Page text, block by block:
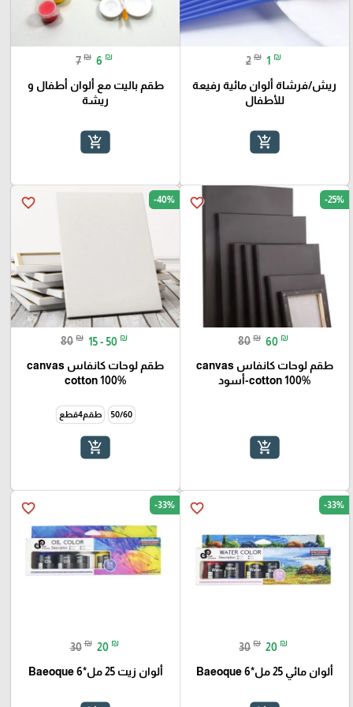
2 ₪ 1 ₪
ريش/فرشاة ألوان مائية رفيعة
للأطفال
add_shopping_cart
7 ₪ 6 ₪
طقم باليت مع ألوان أطفال و
ريشة
add_shopping_cart
favorite_border -25%
80 ₪ 60 ₪
طقم لوحات كانفاس canvas
cotton 100%-أسود
add_shopping_cart
favorite_border -40%
80 ₪ 15 - 50 ₪
طقم لوحات كانفاس canvas
cotton 100%
50/60 طقم4قطع
add_shopping_cart
favorite_border -33%
30 ₪ 20 ₪
ألوان مائي 25 مل*6 Baeoque
favorite_border -33%
30 ₪ 20 ₪
ألوان زيت 25 مل*6 Baeoque